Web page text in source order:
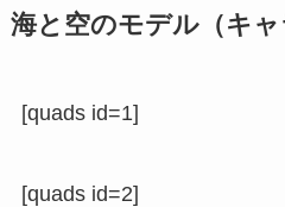
海と空のモデル（キャ
[quads id=1]
[quads id=2]